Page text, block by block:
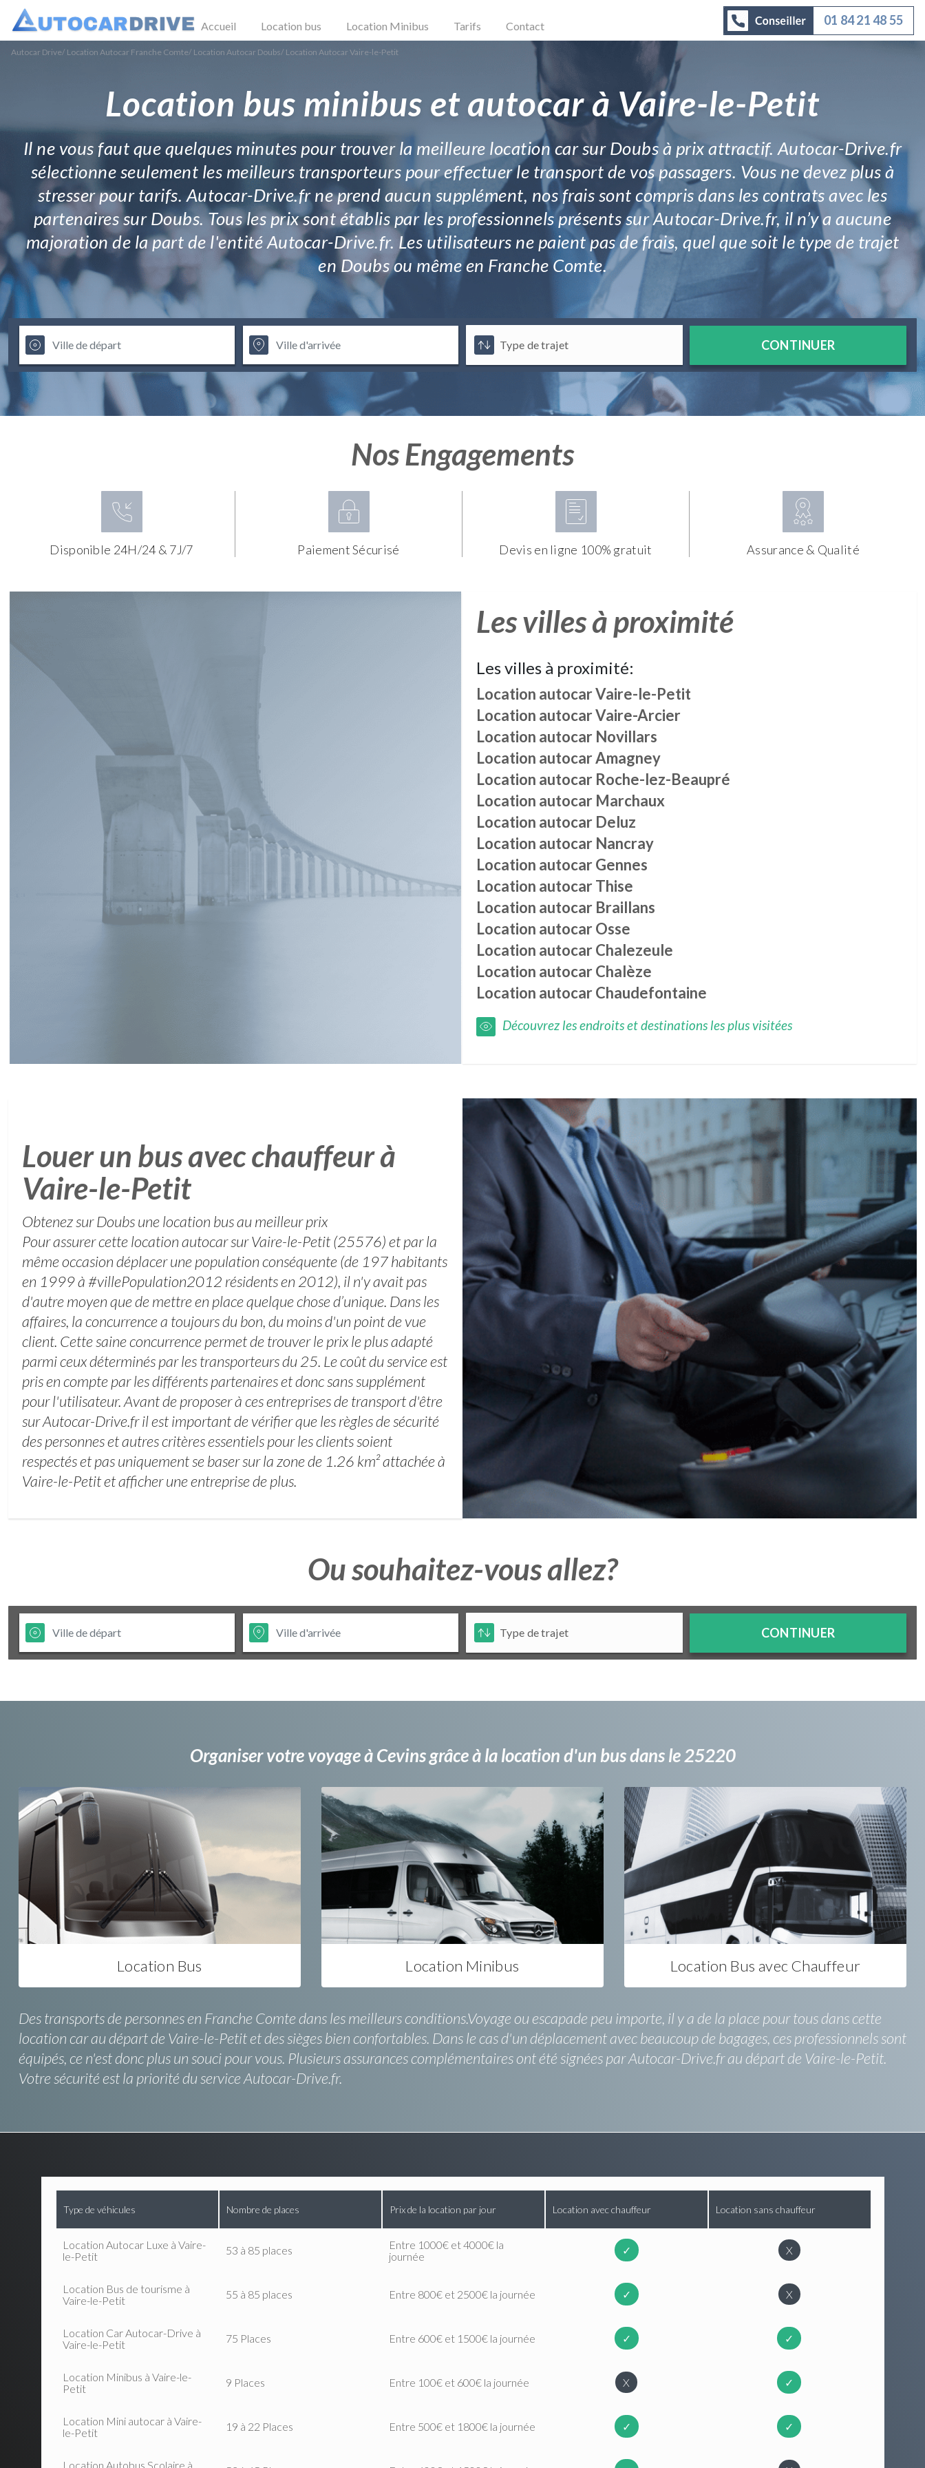
Accueil Location bus Location Minibus Tarifs Contact 01 84 21 48 55
Autocar Drive/ Location Autocar Franche Comte/ Location Autocar Doubs/ Location Autocar Vaire-le-Petit
Location bus minibus et autocar à Vaire-le-Petit
Il ne vous faut que quelques minutes pour trouver la meilleure location car sur Doubs à prix attractif. Autocar-Drive.fr
sélectionne seulement les meilleurs transporteurs pour effectuer le transport de vos passagers. Vous ne devez plus à
stresser pour tarifs. Autocar-Drive.fr ne prend aucun supplément, nos frais sont compris dans les contrats avec les
partenaires sur Doubs. Tous les prix sont établis par les professionnels présents sur Autocar-Drive.fr, il n’y a aucune
majoration de la part de l'entité Autocar-Drive.fr. Les utilisateurs ne paient pas de frais, quel que soit le type de trajet
en Doubs ou même en Franche Comte.
CONTINUER
Nos Engagements
Disponible 24H/24 & 7J/7 Paiement Sécurisé Devis en ligne 100% gratuit Assurance & Qualité
Les villes à proximité
Les villes à proximité:
Location autocarVaire-le-Petit
Location autocarVaire-Arcier
Location autocar Novillars
Location autocarAmagney
Location autocar Roche-lez-Beaupré
Location autocar Marchaux
Location autocar Deluz
Location autocar Nancray
Location autocarGennes
Location autocarThise
Location autocar Braillans
Location autocarOsse
Location autocarChalezeule
Location autocarChalèze
Location autocarChaudefontaine
Découvrez les endroits et destinations les plus visitées
Louer un bus avec chauffeur à
Vaire-le-Petit
Obtenez sur Doubs une location bus au meilleur prix
Pour assurer cette location autocar sur Vaire-le-Petit (25576) et par la
même occasion déplacer une population conséquente (de 197 habitants
en 1999 à #villePopulation2012 résidents en 2012), il n'y avait pas
d'autre moyen que de mettre en place quelque chose d’unique. Dans les
affaires, la concurrence a toujours du bon, du moins d'un point de vue
client. Cette saine concurrence permet de trouver le prix le plus adapté
parmi ceux déterminés par les transporteurs du 25. Le coût du service est
pris en compte par les différents partenaires et donc sans supplément
pour l'utilisateur. Avant de proposer à ces entreprises de transport d'être
sur Autocar-Drive.fr il est important de vérifier que les règles de sécurité
des personnes et autres critères essentiels pour les clients soient
respectés et pas uniquement se baser sur la zone de 1.26 km² attachée à
Vaire-le-Petit et afficher une entreprise de plus.
Ou souhaitez-vous allez?
CONTINUER
Organiser votre voyage à Cevins grâce à la location d'un bus dans le 25220
Location Bus Location Minibus Location Bus avec Chauffeur
Des transports de personnes en Franche Comte dans les meilleurs conditions.Voyage ou escapade peu importe, il y a de la place pour tous dans cette
location car au départ de Vaire-le-Petit et des sièges bien confortables. Dans le cas d'un déplacement avec beaucoup de bagages, ces professionnels sont
équipés, ce n'est donc plus un souci pour vous. Plusieurs assurances complémentaires ont été signées par Autocar-Drive.fr au départ de Vaire-le-Petit.
Votre sécurité est la priorité du service Autocar-Drive.fr.
Type de véhicules Nombre de places Prix de la location par jour Location avec chauffeur Location sans chauffeur
Location Autocar Luxe à Vaire-
le-Petit
53 à 85 places
Entre 1000€ et 4000€ la
journée
✓ X
Location Bus de tourisme à
Vaire-le-Petit
55 à 85 places Entre 800€ et 2500€ la journée ✓ X
Location Car Autocar-Drive à
Vaire-le-Petit
75 Places Entre 600€ et 1500€ la journée ✓ ✓
Location Minibus à Vaire-le-
Petit
9 Places Entre 100€ et 600€ la journée X ✓
Location Mini autocar à Vaire-
le-Petit
19 à 22 Places Entre 500€ et 1800€ la journée ✓ ✓
Location Autobus Scolaire à